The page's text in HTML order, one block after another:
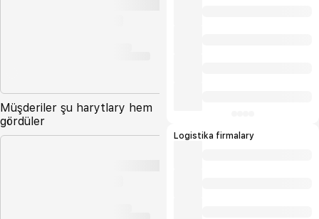
Müşderiler şu harytlary hem
gördüler
Logistika firmalary